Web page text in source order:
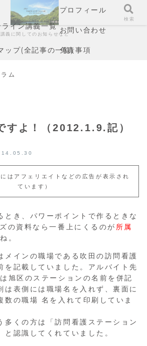
プロフィール
ライン講義一覧
義に関してのお知らせなどお問い合わせ
ップ(全記事の一覧)免責事項
ム
すよ！（2012.1.9.記）
はアフェリエイトなどの広告が表示され
ています）
とき、パワーポイントで作るときな
の資料なら一番上にくるのが 所属
。
メインの職場である吹田の訪問看護
を記載していました。アルバイト先
旭区のステーションの名前を併記
は表側には職場名を入れず、裏面に
数の職場 名を入れて印刷していま
多くの方は「訪問看護ステーション
と認識してくれていました。
検索